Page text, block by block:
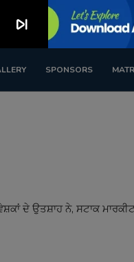
SPONSORS
ਦੇ ਉਤਸ਼ਾਹ ਨੇ, ਸਟਾਕ
skip_next